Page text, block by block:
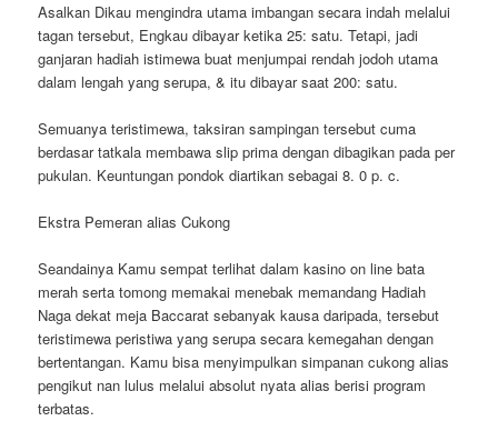
Asalkan Dikau mengindra utama imbangan secara indah melalui
tagan tersebut, Engkau dibayar ketika 25: satu. Tetapi, jadi
ganjaran hadiah istimewa buat menjumpai rendah jodoh utama
dalam lengah yang serupa, & itu dibayar saat 200: satu.
Semuanya teristimewa, taksiran sampingan tersebut cuma
berdasar tatkala membawa slip prima dengan dibagikan pada per
pukulan. Keuntungan pondok diartikan sebagai 8. 0 p. c.
Ekstra Pemeran alias Cukong
Seandainya Kamu sempat terlihat dalam kasino on line bata
merah serta tomong memakai menebak memandang Hadiah
Naga dekat meja Baccarat sebanyak kausa daripada, tersebut
teristimewa peristiwa yang serupa secara kemegahan dengan
bertentangan. Kamu bisa menyimpulkan simpanan cukong alias
pengikut nan lulus melalui absolut nyata alias berisi program
terbatas.